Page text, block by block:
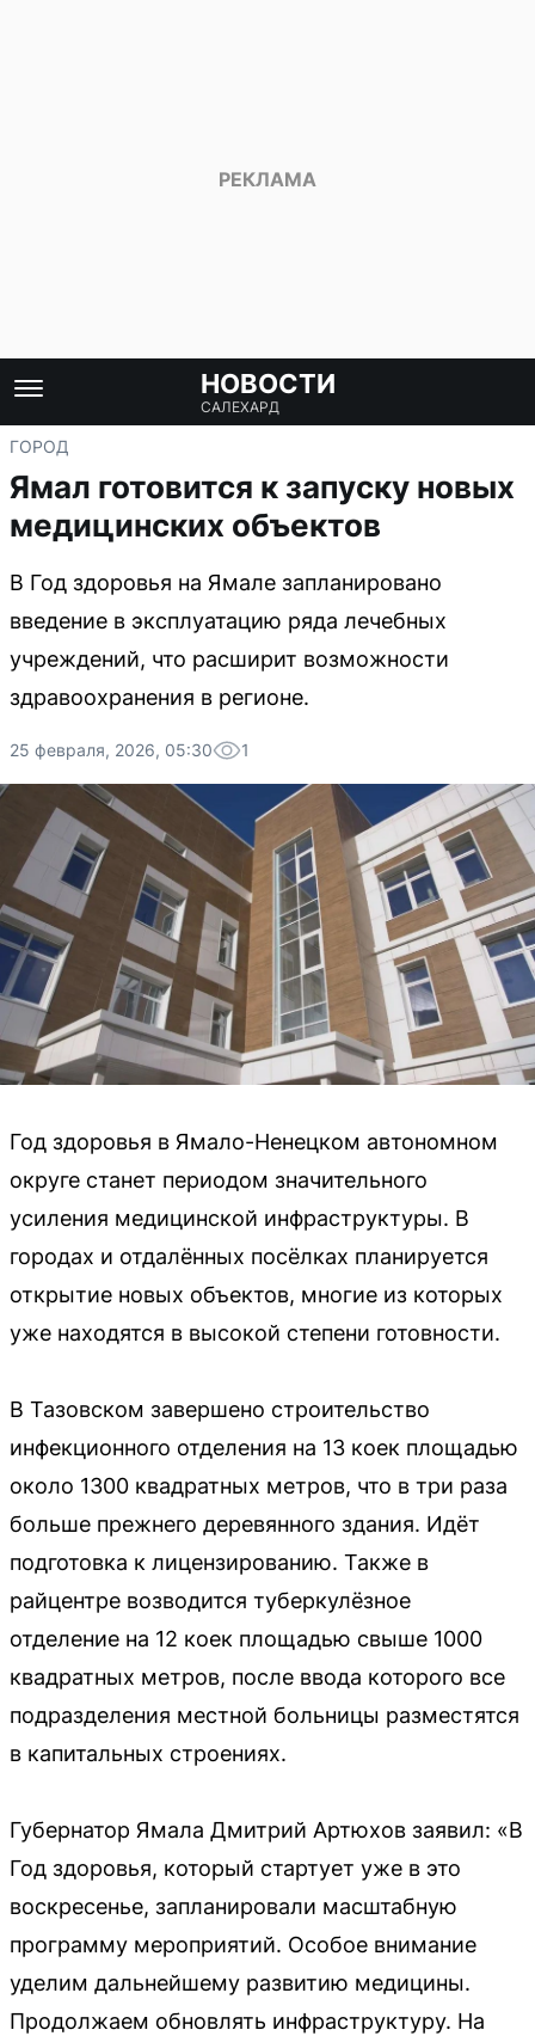
НОВОСТИ
САЛЕХАРД
ГОРОД
Ямал готовится к запуску новых
медицинских объектов
В Год здоровья на Ямале запланировано
введение в эксплуатацию ряда лечебных
учреждений, что расширит возможности
здравоохранения в регионе.
25 февраля, 2026, 05:30 1
Год здоровья в Ямало-Ненецком автономном
округе станет периодом значительного
усиления медицинской инфраструктуры. В
городах и отдалённых посёлках планируется
открытие новых объектов, многие из которых
уже находятся в высокой степени готовности.
В Тазовском завершено строительство
инфекционного отделения на 13 коек площадью
около 1300 квадратных метров, что в три раза
больше прежнего деревянного здания. Идёт
подготовка к лицензированию. Также в
райцентре возводится туберкулёзное
отделение на 12 коек площадью свыше 1000
квадратных метров, после ввода которого все
подразделения местной больницы разместятся
в капитальных строениях.
Губернатор Ямала Дмитрий Артюхов заявил: «В
Год здоровья, который стартует уже в это
воскресенье, запланировали масштабную
программу мероприятий. Особое внимание
уделим дальнейшему развитию медицины.
Продолжаем обновлять инфраструктуру. На